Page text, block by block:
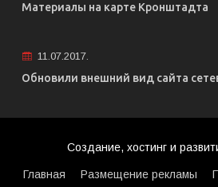
Материалы на карте Кронштадта
11.07.2017.
Обновили внешний вид сайта
Создание, хостинг и
Главная Размещение рекламы